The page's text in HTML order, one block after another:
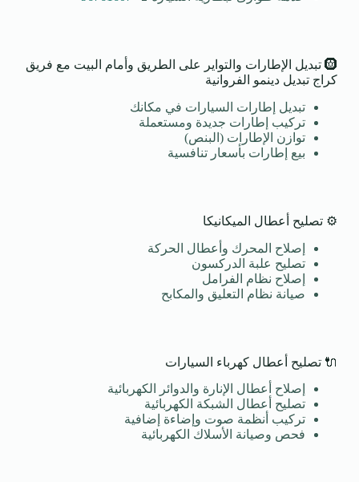
🛞 تبديل الإطارات والتواير على الطريق وأمام البيت مع فريق
كراج تبديل دينمو الفروانية
تبديل إطارات السيارات في مكانك
تركيب إطارات جديدة ومستعملة
توازن الإطارات (البنص)
بيع إطارات بأسعار تنافسية
⚙️ تصليح أعطال الميكانيكا
إصلاح المحرك وأعطال الحركة
تصليح علبة الدركسون
إصلاح نظام الفرامل
صيانة نظام التعليق والمكابح
🔌 تصليح أعطال كهرباء السيارات
إصلاح أعطال الإنارة والدوائر الكهربائية
تصليح أعطال الشبكة الكهربائية
تركيب أنظمة صوت وإضاءة إضافية
فحص وصيانة الأسلاك الكهربائية